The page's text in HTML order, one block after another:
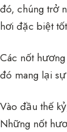
đó, chúng trở
hơi đặc biệt
Các nốt
đó mang lại
Vào đầu thế
Những nốt